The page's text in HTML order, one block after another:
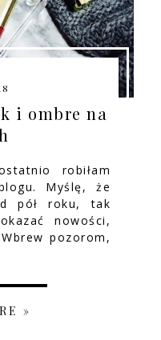
i ombre na
robiłam
Myślę, że
pół roku, tak
nowości,
pozorom,
»